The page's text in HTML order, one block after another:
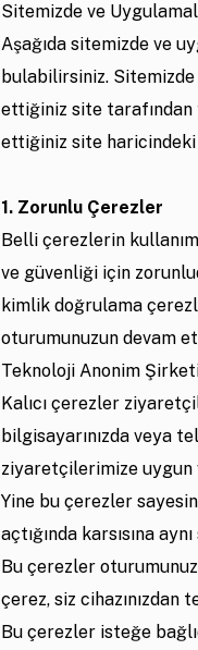
Sitemizde ve
Aşağıda sitemizde ve
bulabilirsiniz.
ettiğiniz site
ettiğiniz site haricindeki
1. Zorunlu Çerezler
Belli çerezlerin
ve güvenliği için
kimlik doğrulama
oturumunuzun devam
Teknoloji Anonim
Kalıcı çerezler
bilgisayarınızda veya
ziyaretçilerimize
Yine bu çerezler
açtığında karsısına
Bu çerezler
çerez, siz cihazınızdan
Bu çerezler isteğe